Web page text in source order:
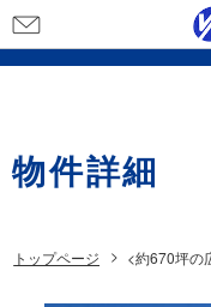
問
せ
物件詳細
トップページ <約670坪の